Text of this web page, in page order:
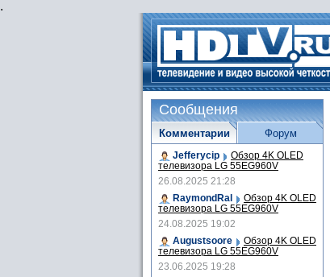
.
Сообщения
Комментарии
Jefferycip Обзор 4K OLED
телевизора LG 55EG960V
26.08.2025 21:28
RaymondRal
Обзор 4K OLED
телевизора LG 55EG960V
24.08.2025 19:02
Augustsoore
Обзор 4K OLED
телевизора LG 55EG960V
23.06.2025 19:28
Форум